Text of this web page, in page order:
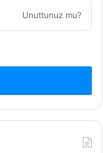
Unuttunuz mu?